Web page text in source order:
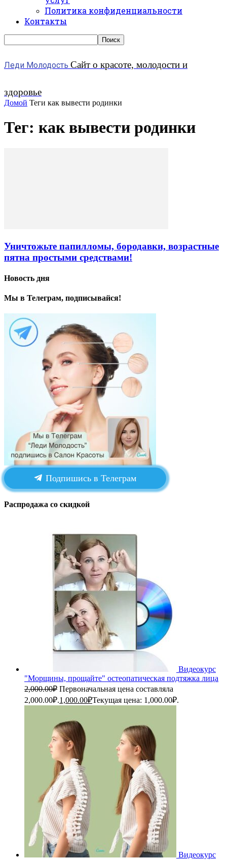
Политика конфиденциальности
Контакты
Леди Молодость Сайт о красоте, молодости и
здоровье
Домой Теги как вывести родинки
Тег: как вывести родинки
Уничтожьте папилломы, бородавки, возрастные
пятна простыми средствами!
Новость дня
Мы в Телеграм, подписывайся!
Подпишись в Телеграм
Распродажа со скидкой
Видеокурс
"Морщины, прощайте" остеопатическая подтяжка лица
2,000.00₽ Первоначальная цена составляла
2,000.00₽.1,000.00₽Текущая цена: 1,000.00₽.
Видеокурс